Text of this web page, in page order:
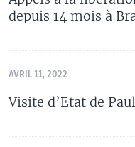
depuis 14 mois à
AVRIL 11, 2022
Visite d’Etat de